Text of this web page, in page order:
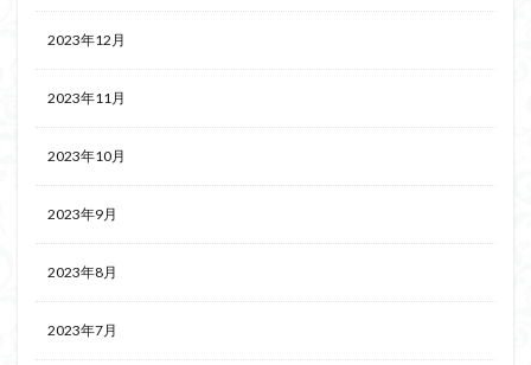
2023年12月
2023年11月
2023年10月
2023年9月
2023年8月
2023年7月